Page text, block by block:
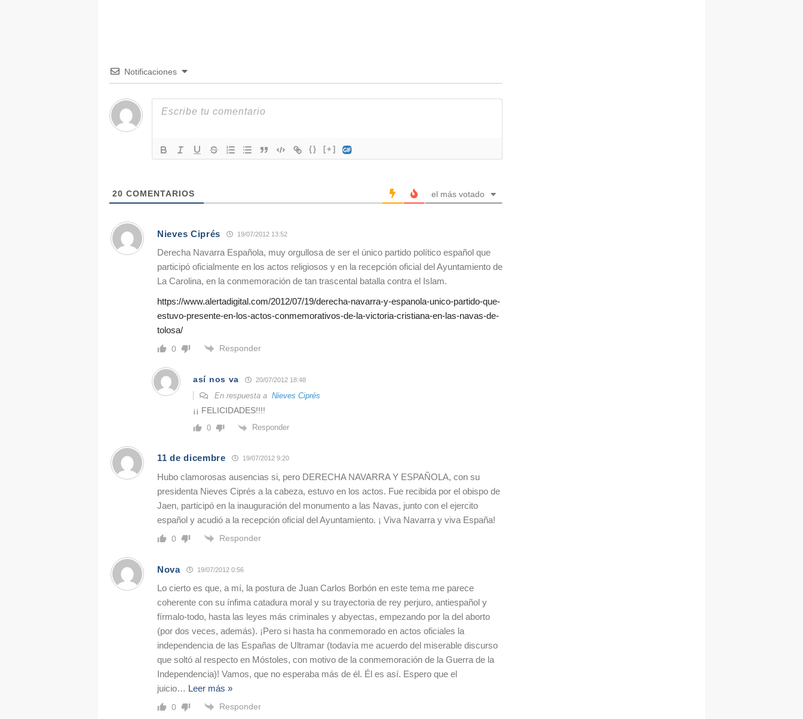
Notificaciones
{} [+]
20 COMENTARIOS el más votado
Nieves Ciprés 19/07/2012 13:52
Derecha Navarra Española, muy orgullosa de ser el único partido político español que
participó oficialmente en los actos religiosos y en la recepción oficial del Ayuntamiento de
La Carolina, en la conmemoración de tan trascental batalla contra el Islam.
https://www.alertadigital.com/2012/07/19/derecha-navarra-y-espanola-unico-partido-que-
estuvo-presente-en-los-actos-conmemorativos-de-la-victoria-cristiana-en-las-navas-de-
tolosa/
0 Responder
así nos va 20/07/2012 18:48
En respuesta a Nieves Ciprés
¡¡ FELICIDADES!!!!
0 Responder
11 de dicembre 19/07/2012 9:20
Hubo clamorosas ausencias si, pero DERECHA NAVARRA Y ESPAÑOLA, con su
presidenta Nieves Ciprés a la cabeza, estuvo en los actos. Fue recibida por el obispo de
Jaen, participó en la inauguración del monumento a las Navas, junto con el ejercito
español y acudió a la recepción oficial del Ayuntamiento. ¡ Viva Navarra y viva España!
0 Responder
Nova 19/07/2012 0:56
Lo cierto es que, a mí, la postura de Juan Carlos Borbón en este tema me parece
coherente con su ínfima catadura moral y su trayectoria de rey perjuro, antiespañol y
fírmalo-todo, hasta las leyes más criminales y abyectas, empezando por la del aborto
(por dos veces, además). ¡Pero si hasta ha conmemorado en actos oficiales la
independencia de las Españas de Ultramar (todavía me acuerdo del miserable discurso
que soltó al respecto en Móstoles, con motivo de la conmemoración de la Guerra de la
Independencia)! Vamos, que no esperaba más de él. Él es así. Espero que el
juicio… Leer más »
0 Responder